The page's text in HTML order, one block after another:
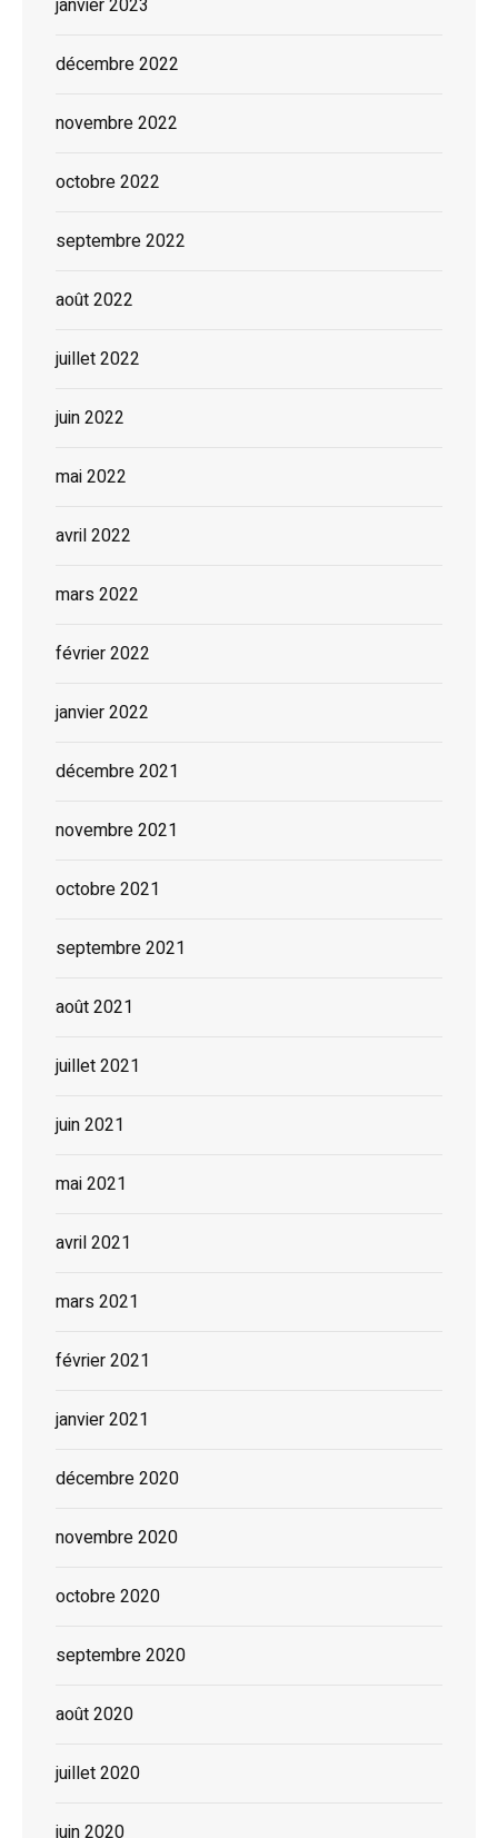
janvier 2023
décembre 2022
novembre 2022
octobre 2022
septembre 2022
août 2022
juillet 2022
juin 2022
mai 2022
avril 2022
mars 2022
février 2022
janvier 2022
décembre 2021
novembre 2021
octobre 2021
septembre 2021
août 2021
juillet 2021
juin 2021
mai 2021
avril 2021
mars 2021
février 2021
janvier 2021
décembre 2020
novembre 2020
octobre 2020
septembre 2020
août 2020
juillet 2020
juin 2020